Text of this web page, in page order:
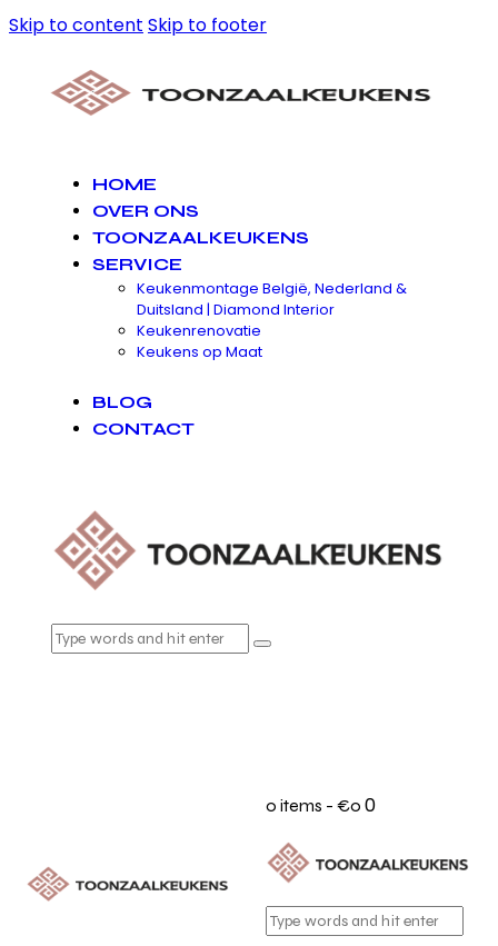
Skip to content Skip to footer
HOME
OVER ONS
TOONZAALKEUKENS
SERVICE
Keukenmontage België, Nederland &
Duitsland | Diamond Interior
Keukenrenovatie
Keukens op Maat
BLOG
CONTACT
0 items - €0 0